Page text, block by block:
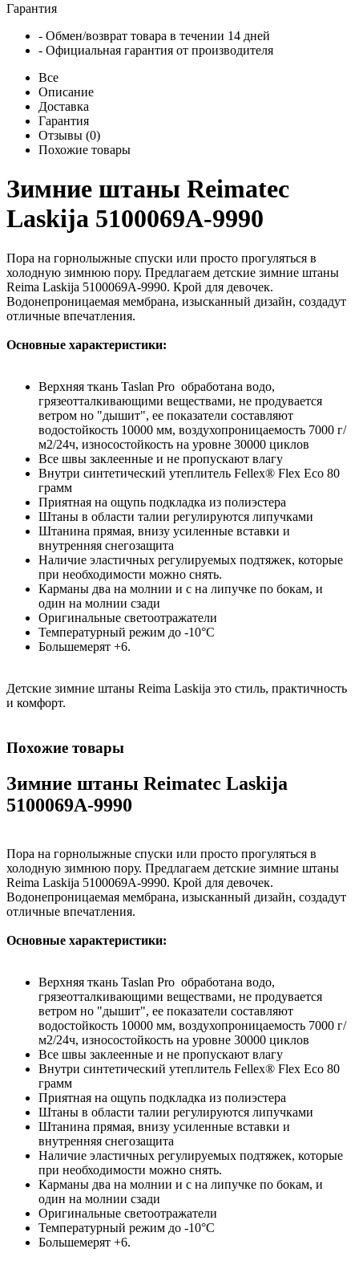
Гарантия
- Обмен/возврат товара в течении 14 дней
- Официальная гарантия от производителя
Все
Описание
Доставка
Гарантия
Отзывы (0)
Похожие товары
Зимние штаны Reimatec
Laskija 5100069A-9990
Пора на горнолыжные спуски или просто прогуляться в
холодную зимнюю пору. Предлагаем детские зимние штаны
Reima Laskija 5100069A-9990. Крой для девочек.
Водонепроницаемая мембрана, изысканный дизайн, создадут
отличные впечатления.
Основные характеристики:
Верхняя ткань Taslan Pro обработана водо,
грязеотталкивающими веществами, не продувается
ветром но "дышит", ее показатели составляют
водостойкость 10000 мм, воздухопроницаемость 7000 г/
м2/24ч, износостойкость на уровне 30000 циклов
Все швы заклеенные и не пропускают влагу
Внутри синтетический утеплитель Fellex® Flex Eco 80
грамм
Приятная на ощупь подкладка из полиэстера
Штаны в области талии регулируются липучками
Штанина прямая, внизу усиленные вставки и
внутренняя снегозащита
Наличие эластичных регулируемых подтяжек, которые
при необходимости можно снять.
Карманы два на молнии и с на липучке по бокам, и
один на молнии сзади
Оригинальные светоотражатели
Температурный режим до -10°С
Большемерят +6.
Детские зимние штаны Reima Laskija это стиль, практичность
и комфорт.
Похожие товары
Зимние штаны Reimatec Laskija
5100069A-9990
Пора на горнолыжные спуски или просто прогуляться в
холодную зимнюю пору. Предлагаем детские зимние штаны
Reima Laskija 5100069A-9990. Крой для девочек.
Водонепроницаемая мембрана, изысканный дизайн, создадут
отличные впечатления.
Основные характеристики:
Верхняя ткань Taslan Pro обработана водо,
грязеотталкивающими веществами, не продувается
ветром но "дышит", ее показатели составляют
водостойкость 10000 мм, воздухопроницаемость 7000 г/
м2/24ч, износостойкость на уровне 30000 циклов
Все швы заклеенные и не пропускают влагу
Внутри синтетический утеплитель Fellex® Flex Eco 80
грамм
Приятная на ощупь подкладка из полиэстера
Штаны в области талии регулируются липучками
Штанина прямая, внизу усиленные вставки и
внутренняя снегозащита
Наличие эластичных регулируемых подтяжек, которые
при необходимости можно снять.
Карманы два на молнии и с на липучке по бокам, и
один на молнии сзади
Оригинальные светоотражатели
Температурный режим до -10°С
Большемерят +6.